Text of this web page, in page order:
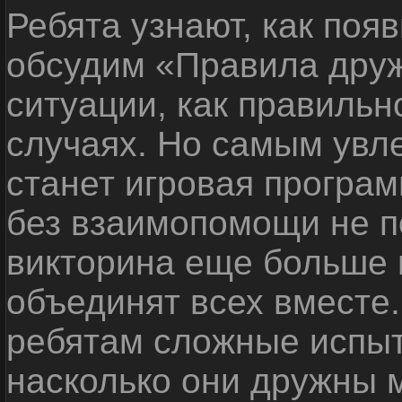
Ребята узнают, как
обсудим «Правила
ситуации, как
случаях. Но самым
станет игровая
без взаимопомощи не
викторина еще
объединят всех
ребятам сложные
насколько они дружны